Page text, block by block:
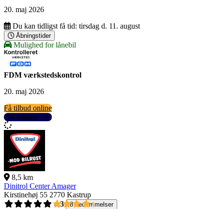
20. maj 2026
Du kan tidligst få tid: tirsdag d. 11. august
Åbningstider
Mulighed for lånebil
FDM værkstedskontrol
20. maj 2026
Få tilbud online
Se detaljer
8,5 km
Dinitrol Center Amager
Kirstinehøj 55 2770 Kastrup
4,3
8 bedømmelser